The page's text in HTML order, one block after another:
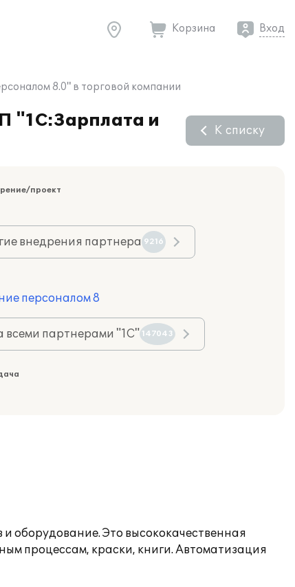
Корзина Вход
8.0" в торговой компании
"1С:Зарплата и
К списку
проект
внедрения партнера 9216
персоналом 8
всеми партнерами "1С" 147043
оборудование. Это высококачественная
процессам, краски, книги. Автоматизация